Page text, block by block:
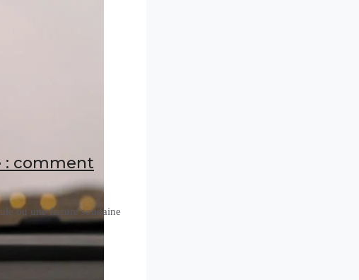
: comment
ou une fissure soudaine